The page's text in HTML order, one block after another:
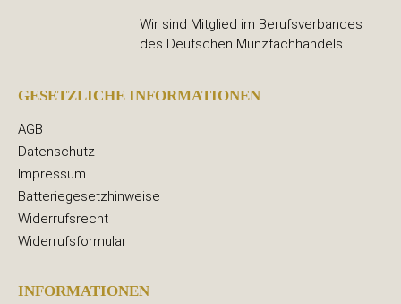
Wir sind Mitglied im Berufsverbandes
des Deutschen Münzfachhandels
GESETZLICHE INFORMATIONEN
AGB
Datenschutz
Impressum
Batteriegesetzhinweise
Widerrufsrecht
Widerrufsformular
INFORMATIONEN